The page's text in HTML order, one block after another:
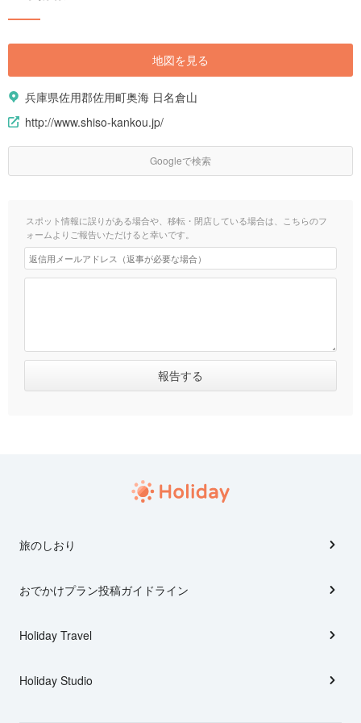
地図を見る
兵庫県佐用郡佐用町奥海 日名倉山
http://www.shiso-kankou.jp/
Googleで検索
スポット情報に誤りがある場合や、移転・閉店している場合は、こちらのフ
ォームよりご報告いただけると幸いです。
旅のしおり
おでかけプラン投稿ガイドライン
Holiday Travel
Holiday Studio